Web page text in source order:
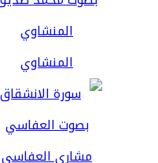
المنشاوي
مشاري العفاسي